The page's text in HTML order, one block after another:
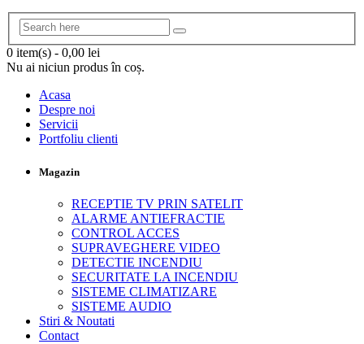
0 item(s) - 0,00 lei
Nu ai niciun produs în coș.
Acasa
Despre noi
Servicii
Portfoliu clienti
Magazin
RECEPTIE TV PRIN SATELIT
ALARME ANTIEFRACTIE
CONTROL ACCES
SUPRAVEGHERE VIDEO
DETECTIE INCENDIU
SECURITATE LA INCENDIU
SISTEME CLIMATIZARE
SISTEME AUDIO
Stiri & Noutati
Contact